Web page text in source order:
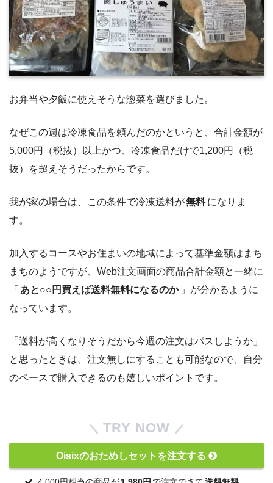
お弁当や夕飯に使えそうな惣菜を選びました。
なぜこの週は冷凍食品を頼んだのかというと、合計金額が
5,000円（税抜）以上かつ、冷凍食品だけで1,200円（税
抜）を超えそうだったからです。
我が家の場合は、この条件で冷凍送料が無料 になりま
す。
加入するコースやお住まいの地域によって基準金額はまち
まちのようですが、Web注文画面の商品合計金額と一緒に
「 あと○○円買えば送料無料になるのか 」が分かるように
なっています。
「送料が高くなりそうだから今週の注文はパスしようか」
と思ったときは、注文無しにすることも可能なので、自分
のペースで購入できるのも嬉しいポイントです。
TRY NOW
Oisixのおためしセットを注文する